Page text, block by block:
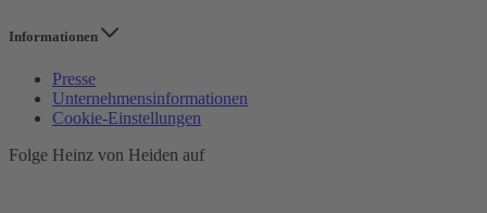
Informationen
Presse
Unternehmensinformationen
Cookie-Einstellungen
Folge Heinz von Heiden auf